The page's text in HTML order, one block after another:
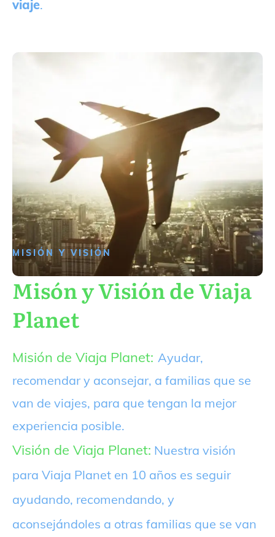
viaje.
MISIÓN Y VISIÓN
Misón y Visión de Viaja
Planet
Misión de Viaja Planet: Ayudar,
recomendar y aconsejar, a familias que se
van de viajes, para que tengan la mejor
experiencia posible.
Visión de Viaja Planet: Nuestra visión
para Viaja Planet en 10 años es seguir
ayudando, recomendando, y
aconsejándoles a otras familias que se van